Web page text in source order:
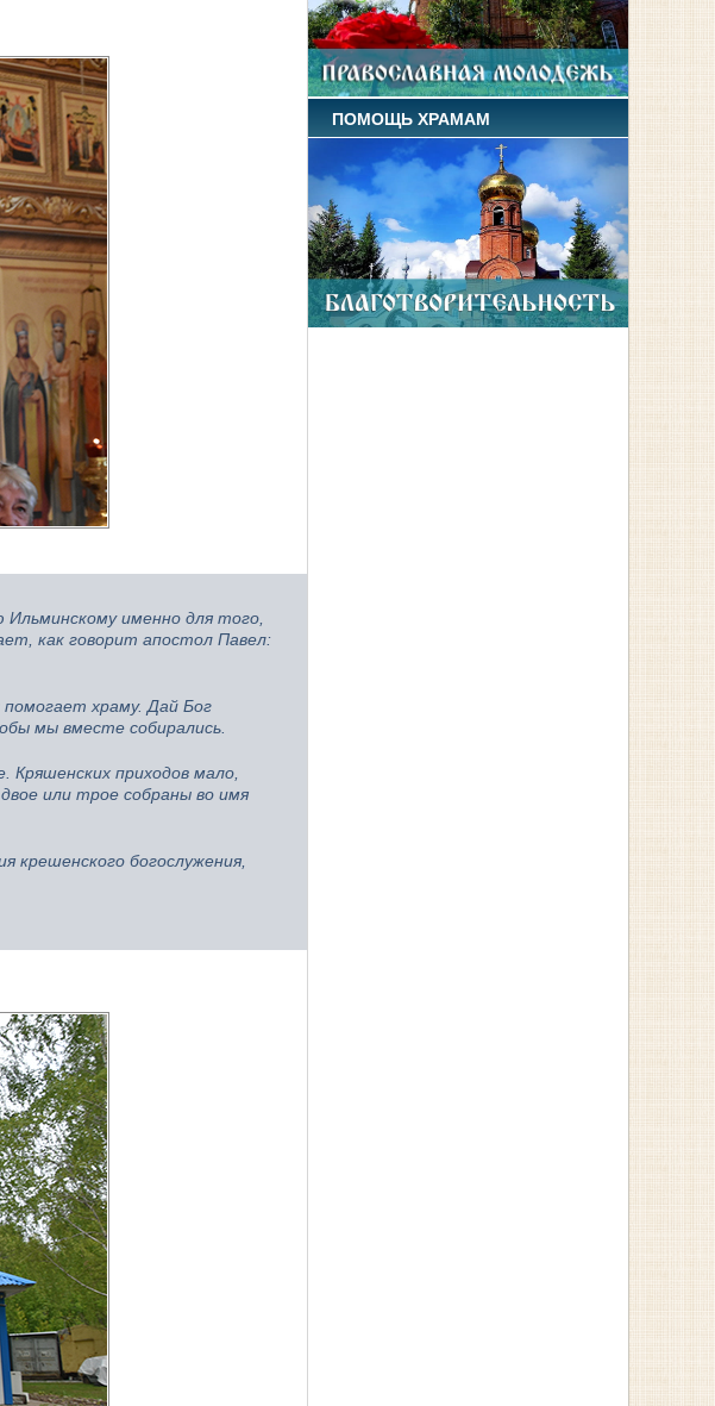
Ильминскому именно для того,
как говорит апостол Павел:
храму. Дай Бог
мы вместе собирались.
приходов мало,
или трое собраны во имя
крешенского богослужения,
ПОМОЩЬ ХРАМАМ